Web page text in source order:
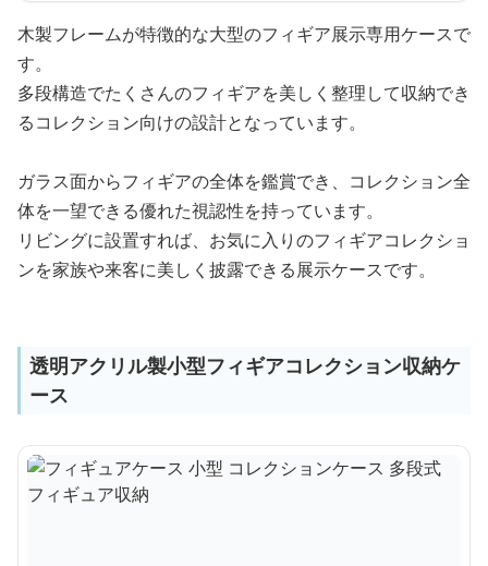
木製フレームが特徴的な大型のフィギア展示専用ケースで
す。
多段構造でたくさんのフィギアを美しく整理して収納でき
るコレクション向けの設計となっています。
ガラス面からフィギアの全体を鑑賞でき、コレクション全
体を一望できる優れた視認性を持っています。
リビングに設置すれば、お気に入りのフィギアコレクショ
ンを家族や来客に美しく披露できる展示ケースです。
透明アクリル製小型フィギアコレクション収納ケ
ース